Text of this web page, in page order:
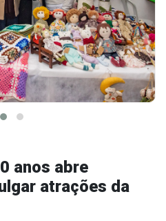
anos abre
atrações da